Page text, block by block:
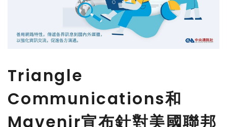
Triangle
Communications和
Mavenir宣布針對美國聯邦